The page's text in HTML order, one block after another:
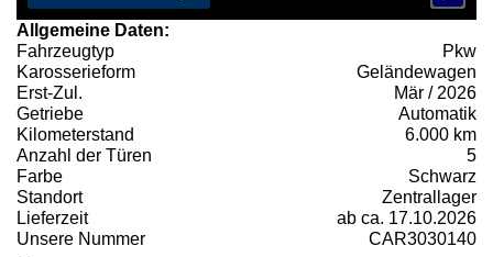
Allgemeine Daten:
Fahrzeugtyp
Pkw
Karosserieform
Geländewagen
Erst-Zul.
Mär / 2026
Getriebe
Automatik
Kilometerstand
6.000 km
Anzahl der Türen
5
Farbe
Schwarz
Standort
Zentrallager
Lieferzeit
ab ca. 17.10.2026
Unsere Nummer
CAR3030140